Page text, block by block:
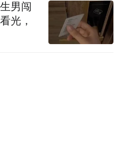
男闯
光，